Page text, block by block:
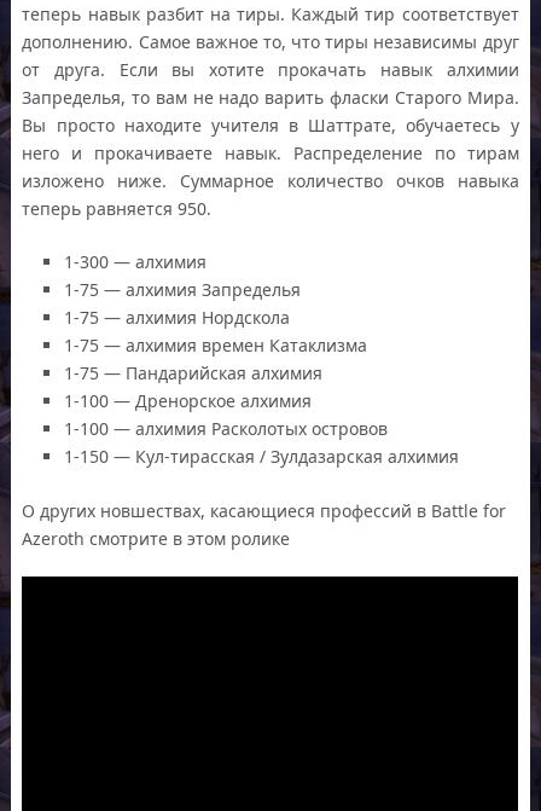
теперь навык разбит на тиры. Каждый тир соответствует
дополнению. Самое важное то, что тиры независимы друг
от друга. Если вы хотите прокачать навык алхимии
Запределья, то вам не надо варить фласки Старого Мира.
Вы просто находите учителя в Шаттрате, обучаетесь у
него и прокачиваете навык. Распределение по тирам
изложено ниже. Суммарное количество очков навыка
теперь равняется 950.
1-300 — алхимия
1-75 — алхимия Запределья
1-75 — алхимия Нордскола
1-75 — алхимия времен Катаклизма
1-75 — Пандарийская алхимия
1-100 — Дренорское алхимия
1-100 — алхимия Расколотых островов
1-150 — Кул-тирасская / Зулдазарская алхимия
О других новшествах, касающиеся профессий в Battle for
Azeroth смотрите в этом ролике